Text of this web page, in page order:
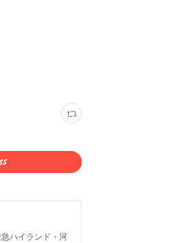
ハイランド・河